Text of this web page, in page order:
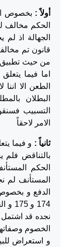
أولاً :
الحكم مخالف
الجهالة اذ
قانون تم
من حيث تطبيق
اما فيما
الطعن الا
البطلان
التسبيب
الامر لاحقاً
ثانياً :
بالتناقض
الحكم
المستأنف لم
الدفع و
174
نجده قد
الخصوم
و استعراض